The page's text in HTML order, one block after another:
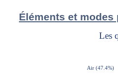
Éléments et